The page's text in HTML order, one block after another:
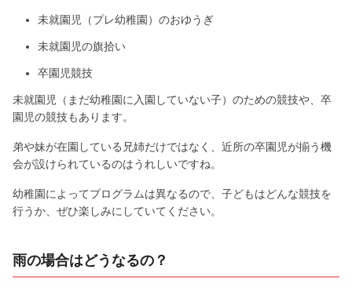
未就園児（プレ幼稚園）のおゆうぎ
未就園児の旗拾い
卒園児競技
未就園児（まだ幼稚園に入園していない子）のための競技や、卒
園児の競技もあります。
弟や妹が在園している兄姉だけではなく、近所の卒園児が揃う機
会が設けられているのはうれしいですね。
幼稚園によってプログラムは異なるので、子どもはどんな競技を
行うか、ぜひ楽しみにしていてください。
雨の場合はどうなるの？